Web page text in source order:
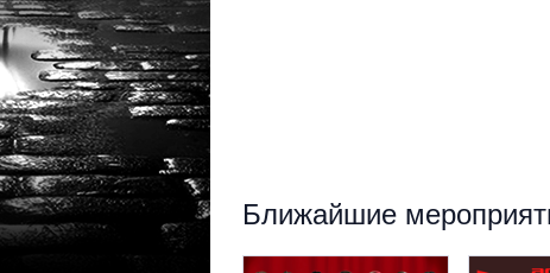
Ближайшие